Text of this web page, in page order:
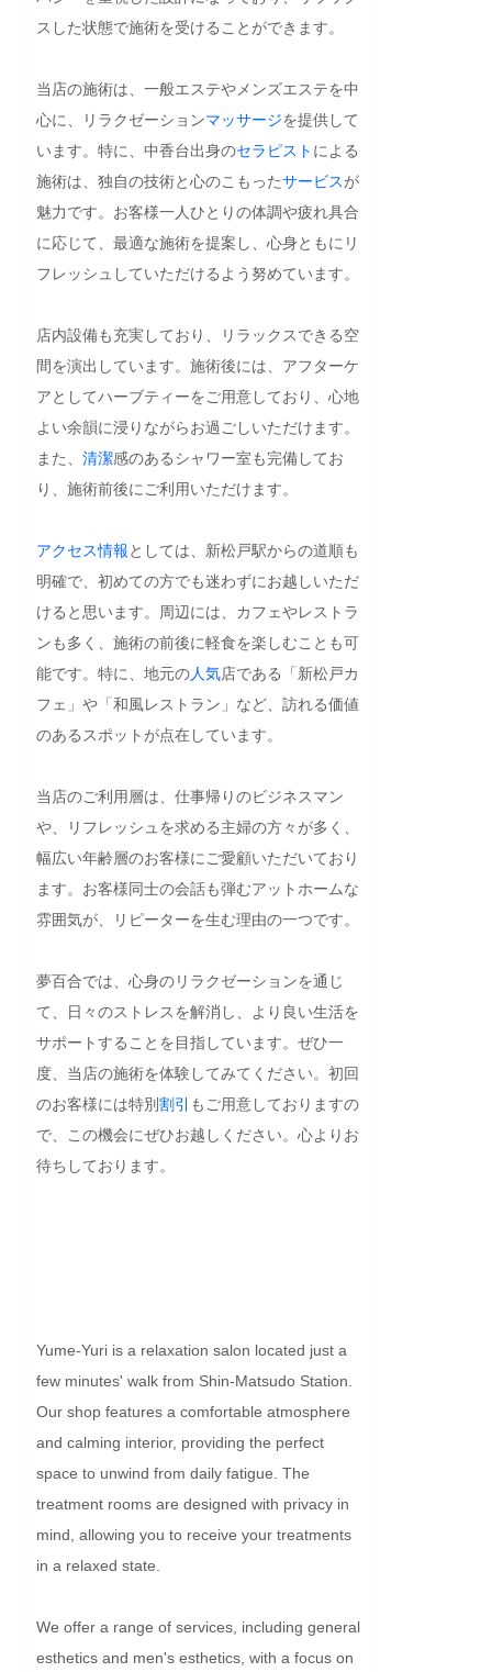
スした状態で施術を受けることができます。
当店の施術は、一般エステやメンズエステを中
心に、リラクゼーションマッサージを提供して
います。特に、中香台出身のセラピスト による
施術は、独自の技術と心のこもったサービスが
魅力です。お客様一人ひとりの体調や疲れ具合
に応じて、最適な施術を提案し、心身ともにリ
フレッシュしていただけるよう努めています。
店内設備も充実しており、リラックスできる空
間を演出しています。施術後には、アフターケ
アとしてハーブティーをご用意しており、心地
よい余韻に浸りながらお過ごしいただけます。
また、 清潔感のあるシャワー室も完備してお
り、施術前後にご利用いただけます。
アクセス情報としては、新松戸駅からの道順も
明確で、初めての方でも迷わずにお越しいただ
けると思います。周辺には、カフェやレストラ
ンも多く、施術の前後に軽食を楽しむことも可
能です。特に、地元の人気店である「新松戸カ
フェ」や「和風レストラン」など、訪れる価値
のあるスポットが点在しています。
当店のご利用層は、仕事帰りのビジネスマン
や、リフレッシュを求める主婦の方々が多く、
幅広い年齢層のお客様にご愛顧いただいており
ます。お客様同士の会話も弾むアットホームな
雰囲気が、リピーターを生む理由の一つです。
夢百合では、心身のリラクゼーションを通じ
て、日々のストレスを解消し、より良い生活を
サポートすることを目指しています。ぜひ一
度、当店の施術を体験してみてください。初回
のお客様には特別割引 もご用意しておりますの
で、この機会にぜひお越しください。心よりお
待ちしております。
Yume-Yuri is a relaxation salon located just a
few minutes' walk from Shin-Matsudo Station.
Our shop features a comfortable atmosphere
and calming interior, providing the perfect
space to unwind from daily fatigue. The
treatment rooms are designed with privacy in
mind, allowing you to receive your treatments
in a relaxed state.
We offer a range of services, including general
esthetics and men's esthetics, with a focus on